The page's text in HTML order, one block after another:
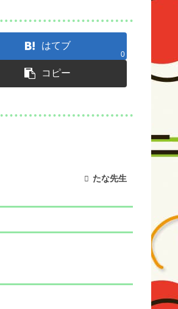
はてブ
0
コピー
たな先生